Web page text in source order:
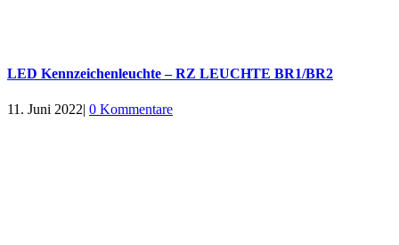
LED Kennzeichenleuchte – RZ LEUCHTE BR1/BR2
11. Juni 2022| 0 Kommentare